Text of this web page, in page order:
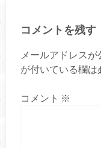
コメントを残す
メールアドレスが
が付いている欄は
コメント ※